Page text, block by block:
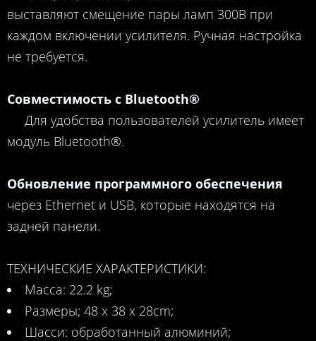
выставляют смещение пары ламп 300B при
каждом включении усилителя. Ручная настройка
не требуется.
Совместимость с Bluetooth®
Для удобства пользователей усилитель имеет
модуль Bluetooth®.
Обновление программного обеспечения
через Ethernet и USB, которые находятся на
задней панели.
ТЕХНИЧЕСКИЕ ХАРАКТЕРИСТИКИ:
Масса: 22.2 kg;
Размеры; 48 x 38 x 28cm;
Шасси: обработанный алюминий;